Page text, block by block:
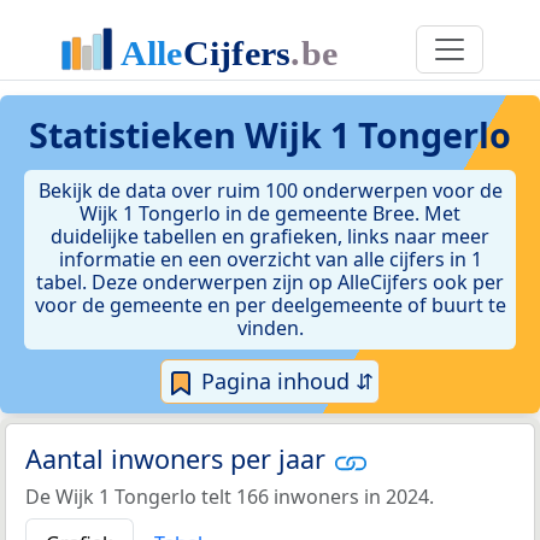
Statistieken Wijk 1 Tongerlo
Bekijk de data over ruim 100 onderwerpen voor de
Wijk 1 Tongerlo in de gemeente Bree. Met
duidelijke tabellen en grafieken, links naar meer
informatie en een overzicht van alle cijfers in 1
tabel. Deze onderwerpen zijn op AlleCijfers ook per
voor de gemeente en per deelgemeente of buurt te
vinden.
Pagina inhoud ⇵
Aantal inwoners per jaar
De Wijk 1 Tongerlo telt 166 inwoners in 2024.